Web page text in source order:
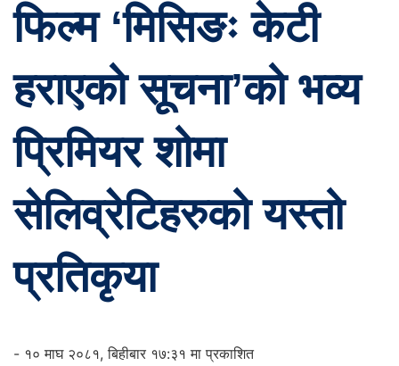
फिल्म ‘मिसिङः केटी
हराएको सूचना’को भव्य
प्रिमियर शोमा
सेलिव्रेटिहरुको यस्तो
प्रतिकृया
- १० माघ २०८१, बिहीबार १७:३१ मा प्रकाशित